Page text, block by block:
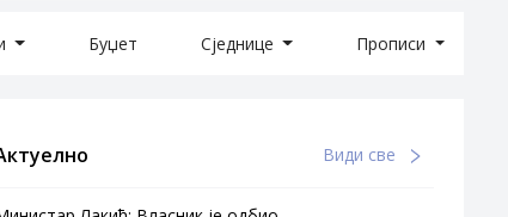
Буџет Сједнице Прописи
Види све